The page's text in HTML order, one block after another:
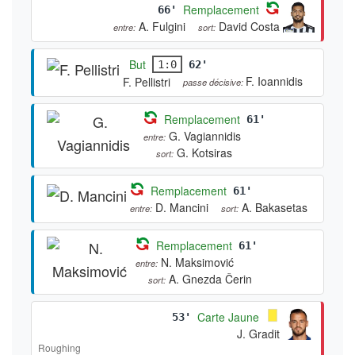
66' Remplacement
entre: A. Fulgini sort: David Costa
But 1:0 62'
F. Pellistri passe décisive: F. Ioannidis
Remplacement 61'
entre: G. Vagiannidis
sort: G. Kotsiras
Remplacement 61'
entre: D. Mancini sort: A. Bakasetas
Remplacement 61'
entre: N. Maksimović
sort: A. Gnezda Čerin
53'
Carte Jaune
J. Gradit
Roughing